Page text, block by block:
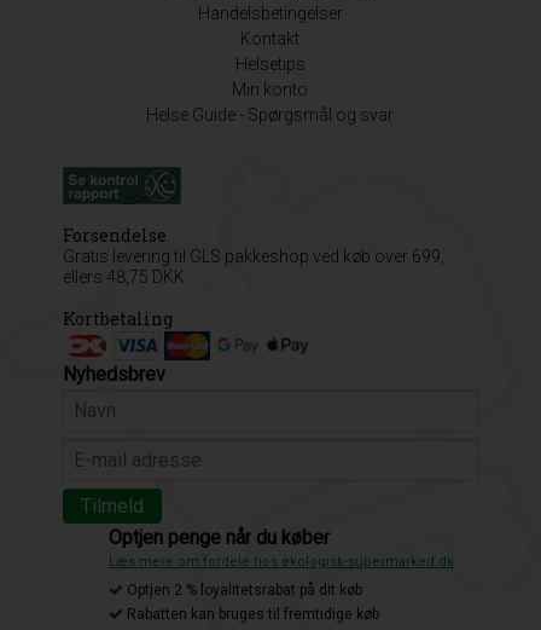
Handelsbetingelser
Kontakt
Helsetips
Min konto
Helse Guide - Spørgsmål og svar
Forsendelse
Gratis levering til GLS pakkeshop ved køb over 699,
ellers 48,75 DKK
Kortbetaling
Nyhedsbrev
Optjen penge når du køber
Læs mere om fordele hos økologisk-supermarked.dk
Optjen 2 % loyalitetsrabat på dit køb
Rabatten kan bruges til fremtidige køb